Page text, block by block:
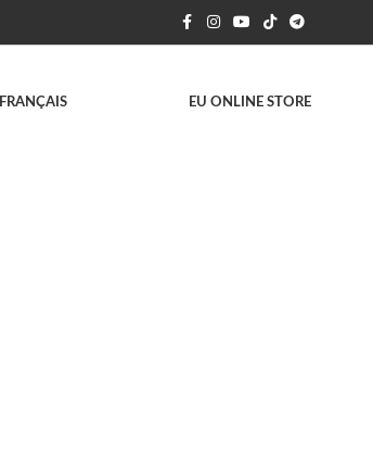
FRANÇAIS EU ONLINE STORE